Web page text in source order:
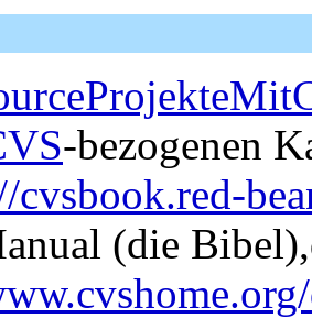
-bezogenen
cvsbook.red-
(die